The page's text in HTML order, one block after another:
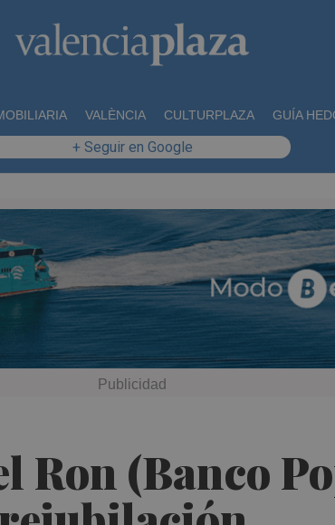
VALÈNCIA CULTURPLAZA GUÍA
+ Seguir en Google
Ron (Banco